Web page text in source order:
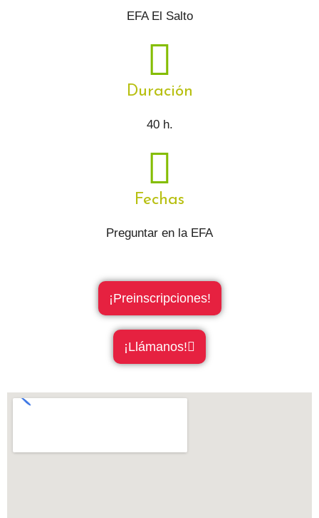
EFA El Salto
Duración
40 h.
Fechas
Preguntar en la EFA
¡Preinscripciones!
¡Llámanos!